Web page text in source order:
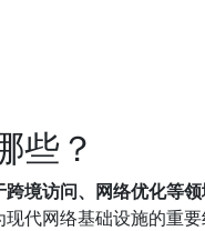
些？
境访问、网络优化等领
代网络基础设施的重